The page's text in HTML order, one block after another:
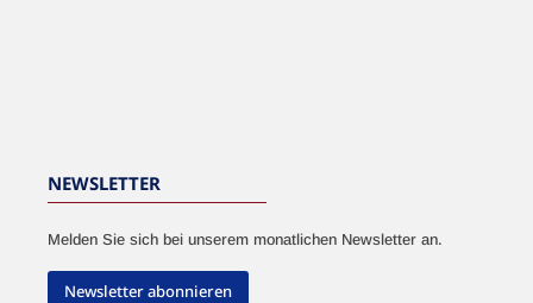
NEWSLETTER
Melden Sie sich bei unserem monatlichen Newsletter an.
Newsletter abonnieren